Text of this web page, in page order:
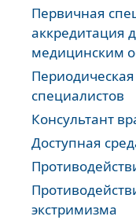
Первичная
аккредитация
медицинским
специалистов
Консультант
Доступная
экстримизма